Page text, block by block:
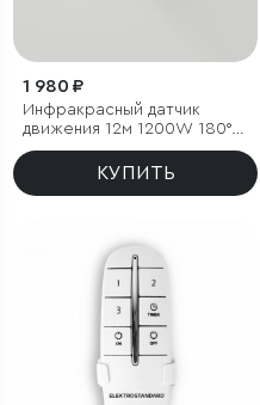
1 980 ₽
Инфракрасный датчик
движения 12м 1200W 180°
IP54
КУПИТЬ